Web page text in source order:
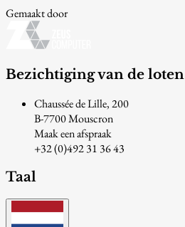
Gemaakt door
Bezichtiging van de loten
Chaussée de Lille, 200
B-7700 Mouscron
Maak een afspraak
+32 (0)492 31 36 43
Taal